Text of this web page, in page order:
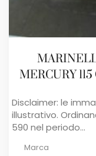
MERCURY
Disclaimer: le
illustrativo.
590 nel periodo...
Marca